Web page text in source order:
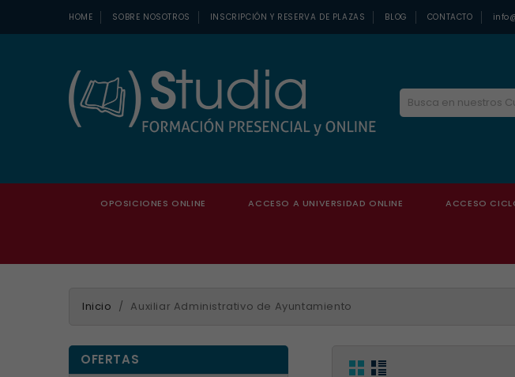
HOME SOBRE NOSOTROS INSCRIPCIÓN Y RESERVA DE PLAZAS BLOG CONTACTO
OPOSICIONES ONLINE ACCESO A UNIVERSIDAD ONLINE ACCESO
Inicio Auxiliar Administrativo de Ayuntamiento
OFERTAS